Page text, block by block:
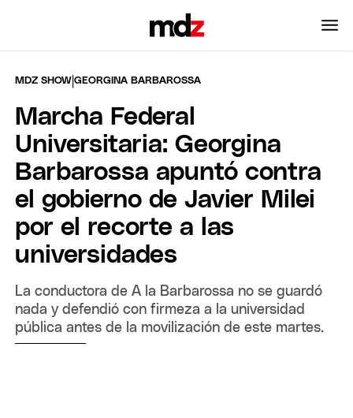
MDZ SHOW |GEORGINA BARBAROSSA
Marcha Federal
Universitaria: Georgina
Barbarossa apuntó contra
el gobierno de Javier Milei
por el recorte a las
universidades
La conductora de A la Barbarossa no se guardó
nada y defendió con firmeza a la universidad
pública antes de la movilización de este martes.